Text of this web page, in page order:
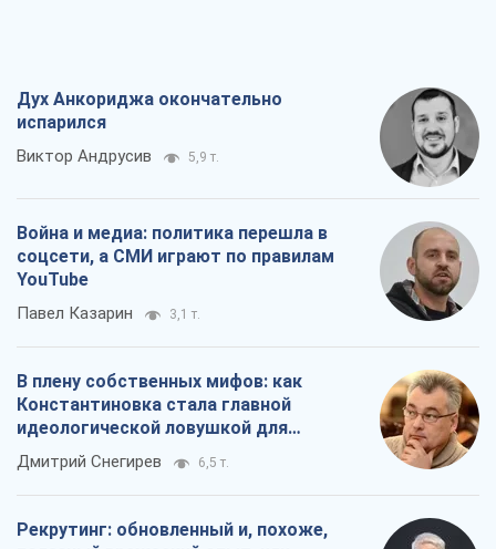
Дух Анкориджа окончательно
испарился
Виктор Андрусив 5,9 т.
Война и медиа: политика перешла в
соцсети, а СМИ играют по правилам
YouTube
Павел Казарин 3,1 т.
В плену собственных мифов: как
Константиновка стала главной
идеологической ловушкой для
российских оккупантов
Дмитрий Снегирев 6,5 т.
Рекрутинг: обновленный и, похоже,